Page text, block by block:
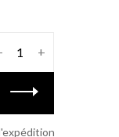
+
-